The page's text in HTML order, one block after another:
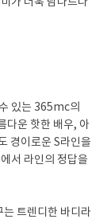
있는 365mc의
다운 핫한 배우, 아
경이로운 S라인을
서 라인의 정답을
트렌디한 바디라